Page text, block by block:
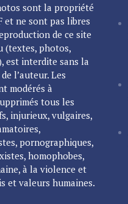
sont la propriété
et ne sont pas libres
de ce site
(textes, photos,
est interdite sans la
l’auteur. Les
modérés à
tous les
injurieux, vulgaires,
pornographiques,
homophobes,
à la violence et
et valeurs humaines.